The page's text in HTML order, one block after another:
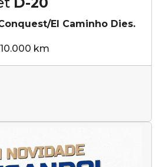
El Caminho Dies.
km